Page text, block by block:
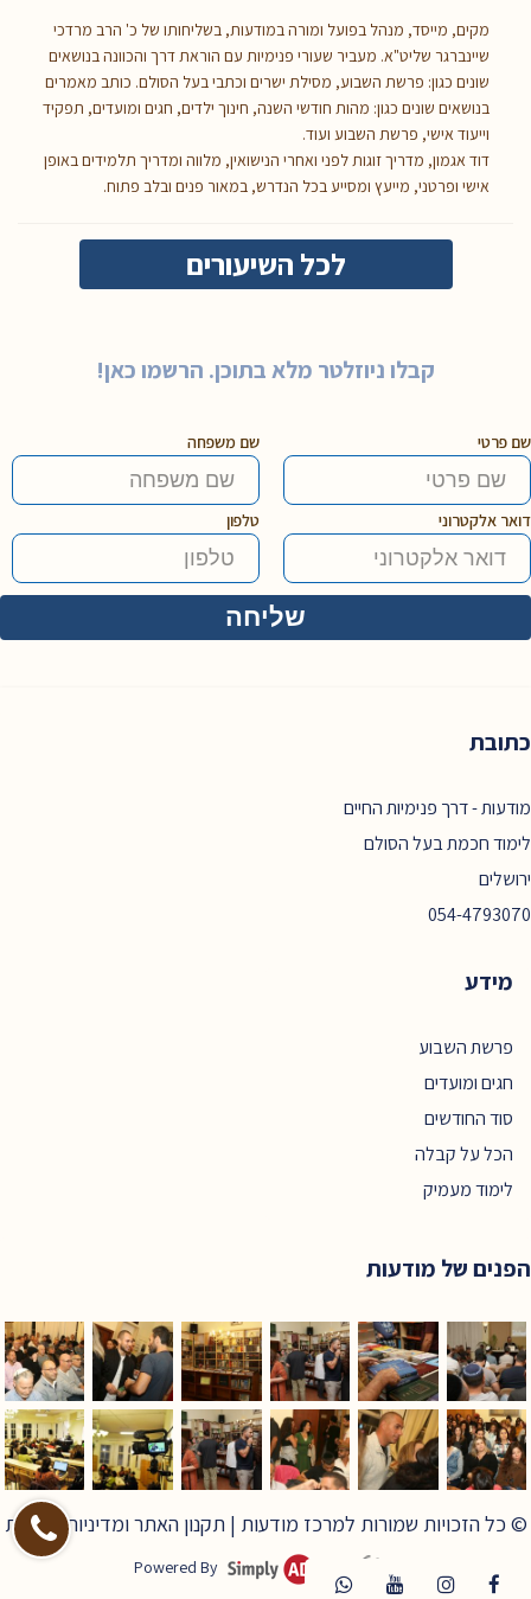
מקים, מייסד, מנהל בפועל ומורה במודעות, בשליחותו של כ' הרב מרדכי
שיינברגר שליט"א. מעביר שעורי פנימיות עם הוראת דרך והכוונה בנושאים
שונים כגון: פרשת השבוע, מסילת ישרים וכתבי בעל הסולם. כותב מאמרים
בנושאים שונים כגון: מהות חודשי השנה, חינוך ילדים, חגים ומועדים, תפקיד
וייעוד אישי, פרשת השבוע ועוד.
דוד אגמון, מדריך זוגות לפני ואחרי הנישואין, מלווה ומדריך תלמידים באופן
אישי ופרטני, מייעץ ומסייע בכל הנדרש, במאור פנים ובלב פתוח.
לכל השיעורים
קבלו ניוזלטר מלא בתוכן. הרשמו כאן!
שם פרטי שם משפחה
דואר אלקטרוני טלפון
כתובת
מודעות - דרך פנימיות החיים
לימוד חכמת בעל הסולם
ירושלים
054-4793070
מידע
פרשת השבוע
חגים ומועדים
סוד החודשים
הכל על קבלה
לימוד מעמיק
הפנים של מודעות
© כל הזכויות שמורות למרכז מודעות | תקנון האתר ומדיניות פרטיות
Powered By